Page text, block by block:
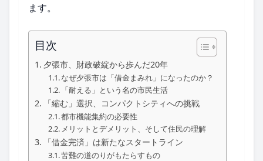
ます。
目次
夕張市、財政破綻から歩んだ20年
なぜ夕張市は「借金まみれ」になったのか？
「耐える」という名の市民生活
「縮む」選択、コンパクトシティへの挑戦
都市機能集約の必要性
メリットとデメリット、そして住民の理解
「借金完済」は新たなスタートライン
苦難の道のりがもたらすもの